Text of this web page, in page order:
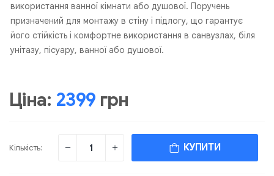
використання ванної кімнати або душової. Поручень
призначений для монтажу в стіну і підлогу, що гарантує
його стійкість і комфортне використання в санвузлах, біля
унітазу, пісуару, ванної або душової.
Ціна: 2399 грн
Кількість: КУПИТИ